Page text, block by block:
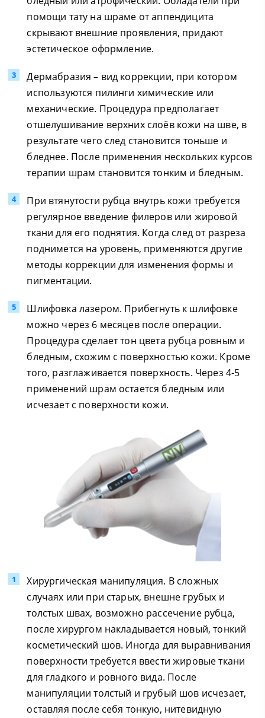
помощи тату на шраме от аппендицита
скрывают внешние проявления, придают
эстетическое оформление.
Дермабразия – вид коррекции, при котором
используются пилинги химические или
механические. Процедура предполагает
отшелушивание верхних слоёв кожи на шве, в
результате чего след становится тоньше и
бледнее. После применения нескольких курсов
терапии шрам становится тонким и бледным.
При втянутости рубца внутрь кожи требуется
регулярное введение филеров или жировой
ткани для его поднятия. Когда след от разреза
поднимется на уровень, применяются другие
методы коррекции для изменения формы и
пигментации.
Шлифовка лазером. Прибегнуть к шлифовке
можно через 6 месяцев после операции.
Процедура сделает тон цвета рубца ровным и
бледным, схожим с поверхностью кожи. Кроме
того, разглаживается поверхность. Через 4-5
применений шрам остается бледным или
исчезает с поверхности кожи.
Хирургическая манипуляция. В сложных
случаях или при старых, внешне грубых и
толстых швах, возможно рассечение рубца,
после хирургом накладывается новый, тонкий
косметический шов. Иногда для выравнивания
поверхности требуется ввести жировые ткани
для гладкого и ровного вида. После
манипуляции толстый и грубый шов исчезает,
оставляя после себя тонкую, нитевидную